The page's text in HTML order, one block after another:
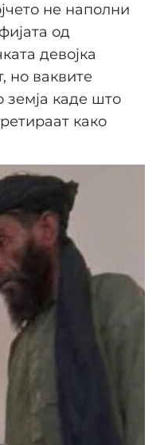
не наполни
од
девојка
но ваквите
земја каде што
како